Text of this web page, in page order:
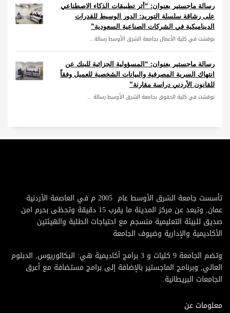
رسالة ماجستير بعنوان: “أثر تطبيقات الذكاء الاصطناعي
على رشاقة سلسلة التوريد: الدور الوسيط للقدرات
الديناميكية في الشركات الصناعية السعودية”
نوقشت في كلية الأعمال بجامعة الشرق الأوسط رسالة...
رسالة ماجستير بعنوان: “المسؤولية الجزائية للبنك عن
انتهاك السرية المصرفية والبيانات الشخصية للعميل وفقاً
للقانون الأردني دراسة مقارنة”
نوقشت في كلية الحقوق بجامعة الشرق الأوسط رسالة ...
تأسست جامعة الشرق الأوسط عام 2005 م في العاصمة الأردنية
عمان, وتبعد عن مركز المدينة ما يقرب 15 دقيقة وتحظى بحرم امن
صديق للبيئة التعليمية منسجم مع احتياجات الطلبة والهيئتين
الأكاديمية والإدارية وضيوف الجامعة
وتضم الجامعة 9 كليات و 3 برامج أكاديمية هي: البكالوريوس, الدبلوم
العالي, وبرنامج الماجستير بالإضافة إلى برامج مستضافة مع أعرق
الجامعات البريطانية.
معلومات عن